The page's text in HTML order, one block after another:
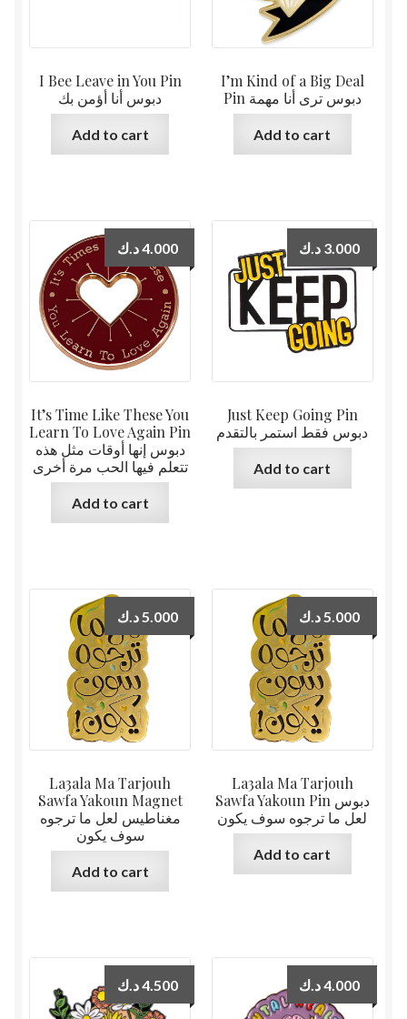
I Bee Leave in You Pin
دبوس أنا أؤمن بك
Add to cart
I’m Kind of a Big Deal
Pin دبوس ترى أنا مهمة
Add to cart
It’s Time Like These You
Learn To Love Again Pin
دبوس إنها أوقات مثل هذه
تتعلم فيها الحب مرة أخرى
4.000د.ك
Add to cart
Just Keep Going Pin
دبوس فقط استمر بالتقدم
3.000 د.ك
Add to cart
La3ala Ma Tarjouh
Sawfa Yakoun Magnet
مغناطيس لعل ما ترجوه
سوف يكون
5.000د.ك
Add to cart
La3ala Ma Tarjouh
Sawfa Yakoun Pin دبوس
لعل ما ترجوه سوف يكون
5.000د.ك
Add to cart
4.500د.ك 4.000د.ك